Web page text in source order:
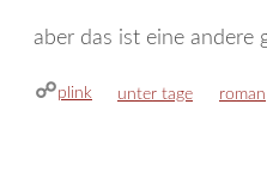
aber das ist eine andere
plink kategorien
unter tage roman